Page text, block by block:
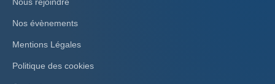
Nos évènements
Mentions Légales
Politique des cookies